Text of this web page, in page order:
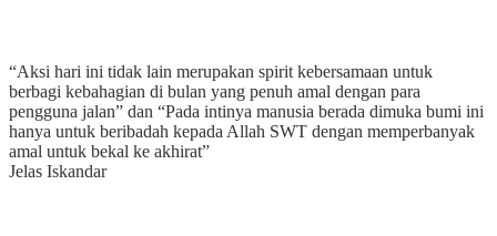
“Aksi hari ini tidak lain merupakan spirit kebersamaan untuk
berbagi kebahagian di bulan yang penuh amal dengan para
pengguna jalan” dan “Pada intinya manusia berada dimuka bumi ini
hanya untuk beribadah kepada Allah SWT dengan memperbanyak
amal untuk bekal ke akhirat”
Jelas Iskandar